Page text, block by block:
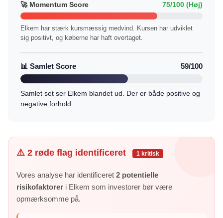
🚀 Momentum Score 75/100 (Høj)
Elkem har stærk kursmæssig medvind. Kursen har udviklet
sig positivt, og køberne har haft overtaget.
📊 Samlet Score 59/100
Samlet set ser Elkem blandet ud. Der er både positive og
negative forhold.
⚠️ 2 røde flag identificeret 1 kritisk
Vores analyse har identificeret 2 potentielle
risikofaktorer i Elkem som investorer bør være
opmærksomme på.